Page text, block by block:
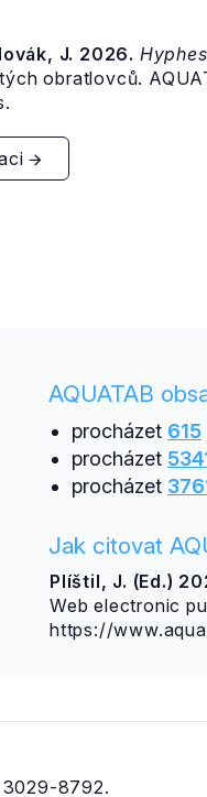
J. 2026.
obratlovců.
AQUATAB
procházet 615
procházet
procházet
Jak citovat
Plíštil, J. (Ed.)
Web electronic
https://
3029-8792.